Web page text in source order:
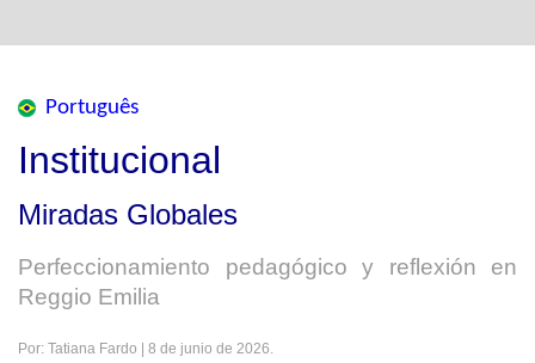
Português
Institucional
Miradas Globales
Perfeccionamiento pedagógico y reflexión en
Reggio Emilia
Por: Tatiana Fardo | 8 de junio de 2026.